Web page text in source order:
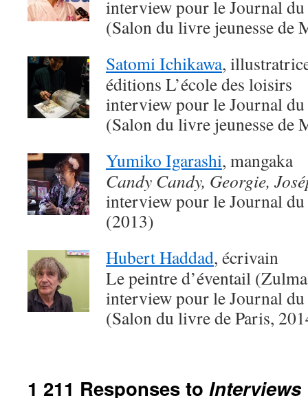
interview pour le Journal du
(Salon du livre jeunesse de
Satomi Ichikawa,
éditions L’école des loisirs
interview pour le Journal du
(Salon du livre jeunesse de
Yumiko Igarashi, mangaka
Candy Candy, Georgie,
interview pour le Journal du
(2013)
Hubert Haddad, écrivain
Le peintre d’éventail
interview pour le Journal du
(Salon du livre de Paris,
1 211 Responses to Interviews